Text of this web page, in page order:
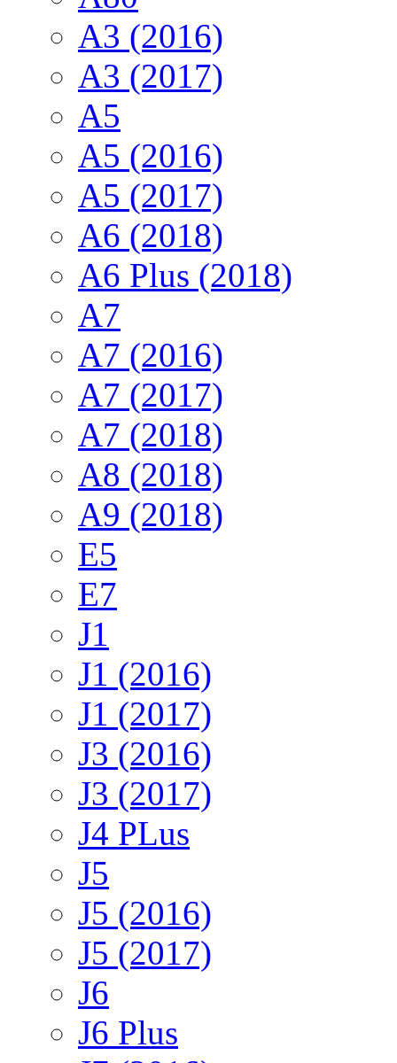
A3 (2016)
A3 (2017)
A5
A5 (2016)
A5 (2017)
A6 (2018)
A6 Plus (2018)
A7
A7 (2016)
A7 (2017)
A7 (2018)
A8 (2018)
A9 (2018)
E5
E7
J1
J1 (2016)
J1 (2017)
J3 (2016)
J3 (2017)
J4 PLus
J5
J5 (2016)
J5 (2017)
J6
J6 Plus